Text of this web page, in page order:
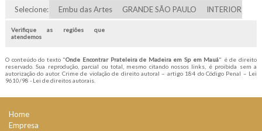
Selecione: Embu das Artes GRANDE SÃO PAULO INTERIOR
Verifique as regiões que
atendemos
O conteúdo do texto "Onde Encontrar Prateleira de Madeira em Sp em Mauá" é de direito
reservado. Sua reprodução, parcial ou total, mesmo citando nossos links, é proibida sem a
autorização do autor. Crime de violação de direito autoral – artigo 184 do Código Penal – Lei
9610/98 - Lei de direitos autorais.
Home
Empresa